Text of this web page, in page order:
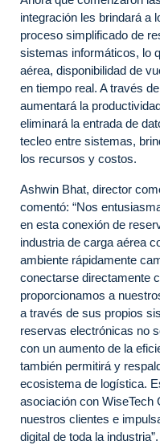
integración les brindará a
proceso simplificado de
sistemas informáticos, lo
aérea, disponibilidad de
en tiempo real. A través
aumentará la
eliminará la entrada de
tecleo entre sistemas,
los recursos y costos.
Ashwin Bhat, director
comentó: “Nos
en esta conexión de
industria de carga aérea
ambiente rápidamente
conectarse directamente
proporcionamos a
a través de sus propios
reservas electrónicas no
con un aumento de la
también permitirá y
ecosistema de logística.
asociación con WiseTech
nuestros clientes e
digital de toda la industria”.